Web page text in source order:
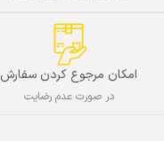
امکان مرجوع کردن سفارش
در صورت عدم رضایت